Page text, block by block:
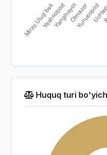
Huquq turi